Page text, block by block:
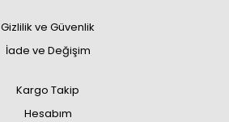
Gizlilik ve Güvenlik
İade ve Değişim
Kargo Takip
Hesabım